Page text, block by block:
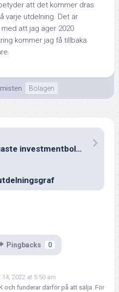
att det kommer dras
varje utdelning. Det är
att jag äger 2020
kommer jag få tillbaka
Bolagen
Ett av börsens billigaste investmentbolag
Pingbacks 0
2022 at 5:50 am
och funderar därför på att sälja. För